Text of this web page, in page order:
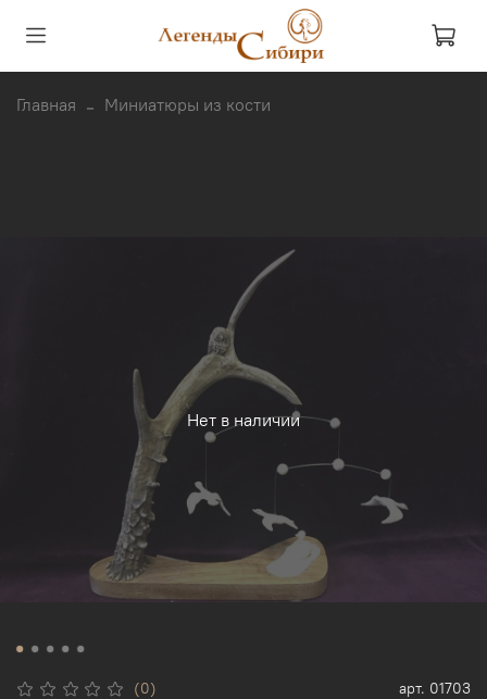
Главная Миниатюры из кости
Нет в наличии
(0) арт. 01703